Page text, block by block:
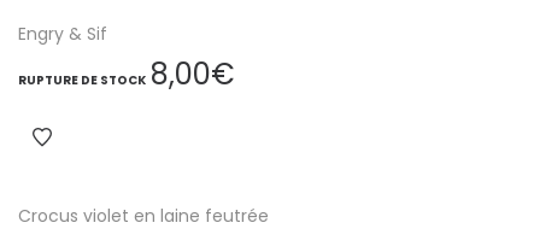
Engry & Sif
RUPTURE DE STOCK 8,00€
Crocus violet en laine feutrée